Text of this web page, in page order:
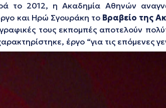
το 2012, η Ακαδημία Αθηνών
και Ηρώ Σγουράκη το Βραβείο της
τους εκπομπές αποτελούν
έργο “για τις επόμενες